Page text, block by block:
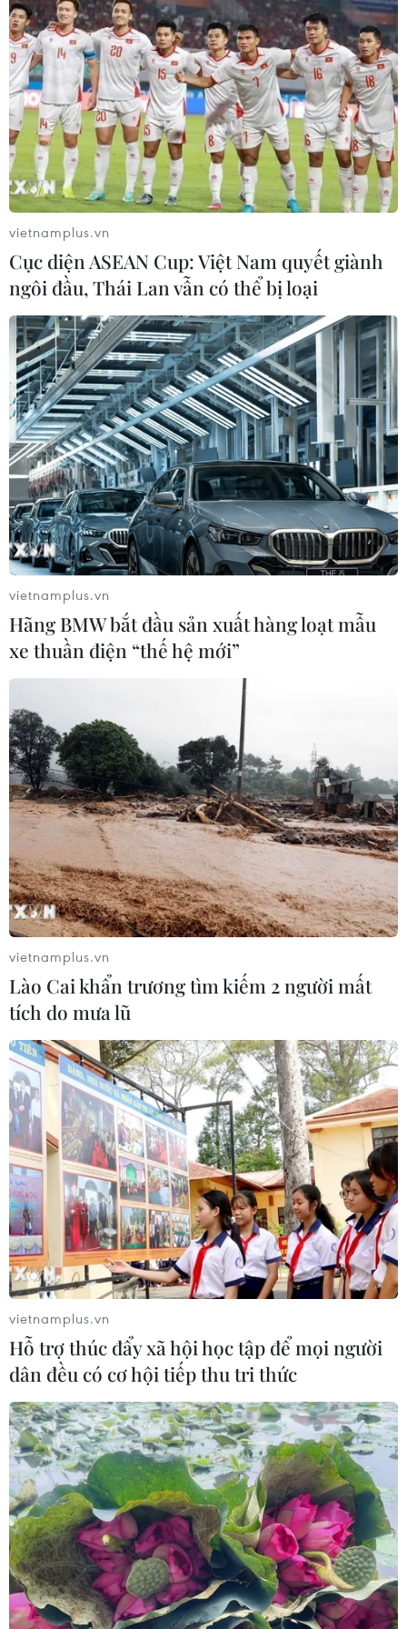
TIN CÙNG CHUYÊN MỤC
Thưởng vượt kế hoạch: động lực còn
thiếu cho doanh nghiệp dẫn dắt
Phú Thọ gỡ vướng mắc mặt bằng,
đẩy nhanh đầu tư các cụm công
nghiệp
07/08/2026 03:32
Cà Mau quảng bá thương hiệu, kết
nối đầu tư, đưa ngành tôm phát triển
bền vững
07/08/2026 03:04
vietnamplus.vn
Cục diện ASEAN Cup: Việt Nam quyết giành
ngôi đầu, Thái Lan vẫn có thể bị loại
vietnamplus.vn
Hãng BMW bắt đầu sản xuất hàng loạt mẫu
xe thuần điện “thế hệ mới”
vietnamplus.vn
Lào Cai khẩn trương tìm kiếm 2 người mất
tích do mưa lũ
vietnamplus.vn
Hỗ trợ thúc đẩy xã hội học tập để mọi người
dân đều có cơ hội tiếp thu tri thức